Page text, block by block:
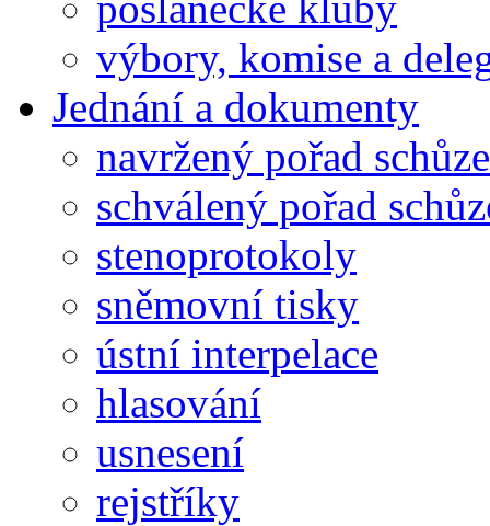
výbory, komise a
Jednání a dokumenty
navržený pořad schůze
schválený pořad
stenoprotokoly
sněmovní tisky
ústní interpelace
hlasování
usnesení
rejstříky